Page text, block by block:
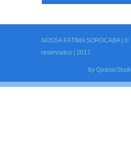
NOSSA FÁTIMA SOROCABA |
reservados | 2017
by